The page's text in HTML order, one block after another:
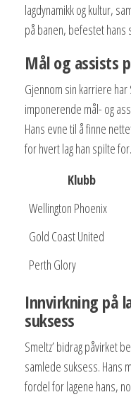
lagdynamikk og kultur,
på banen, befestet hans
Mål og assists
Gjennom sin karriere
imponerende mål- og
Hans evne til å finne
for hvert lag han spilte for.
Klubb
Wellington Phoenix
Gold Coast United
Perth Glory
Innvirkning på
suksess
Smeltz’ bidrag påvirket
samlede suksess. Hans
fordel for lagene hans,